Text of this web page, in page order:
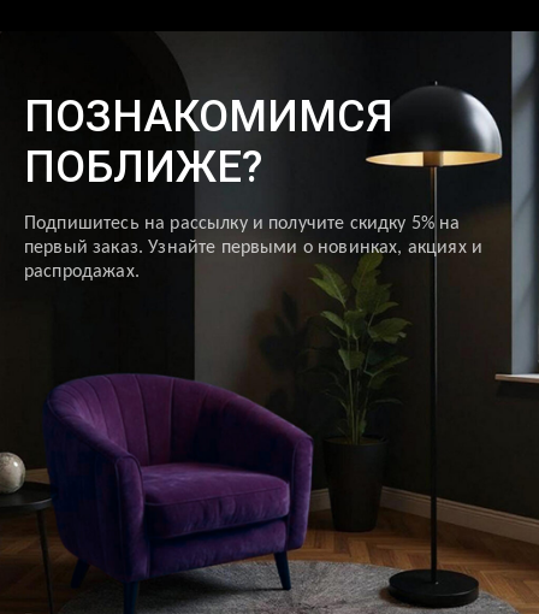
ПОЗНАКОМИМСЯ
ПОБЛИЖЕ?
Подпишитесь на рассылку и получите скидку 5% на
первый заказ. Узнайте первыми о новинках, акциях и
распродажах.